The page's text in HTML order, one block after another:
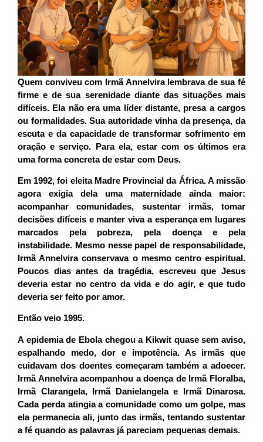
Quem conviveu com Irmã Annelvira lembrava de sua fé
firme e de sua serenidade diante das situações mais
difíceis. Ela não era uma líder distante, presa a cargos
ou formalidades. Sua autoridade vinha da presença, da
escuta e da capacidade de transformar sofrimento em
oração e serviço. Para ela, estar com os últimos era
uma forma concreta de estar com Deus.
Em 1992, foi eleita Madre Provincial da África. A missão
agora exigia dela uma maternidade ainda maior:
acompanhar comunidades, sustentar irmãs, tomar
decisões difíceis e manter viva a esperança em lugares
marcados pela pobreza, pela doença e pela
instabilidade. Mesmo nesse papel de responsabilidade,
Irmã Annelvira conservava o mesmo centro espiritual.
Poucos dias antes da tragédia, escreveu que Jesus
deveria estar no centro da vida e do agir, e que tudo
deveria ser feito por amor.
Então veio 1995.
A epidemia de Ebola chegou a Kikwit quase sem aviso,
espalhando medo, dor e impotência. As irmãs que
cuidavam dos doentes começaram também a adoecer.
Irmã Annelvira acompanhou a doença de Irmã Floralba,
Irmã Clarangela, Irmã Danielangela e Irmã Dinarosa.
Cada perda atingia a comunidade como um golpe, mas
ela permanecia ali, junto das irmãs, tentando sustentar
a fé quando as palavras já pareciam pequenas demais.